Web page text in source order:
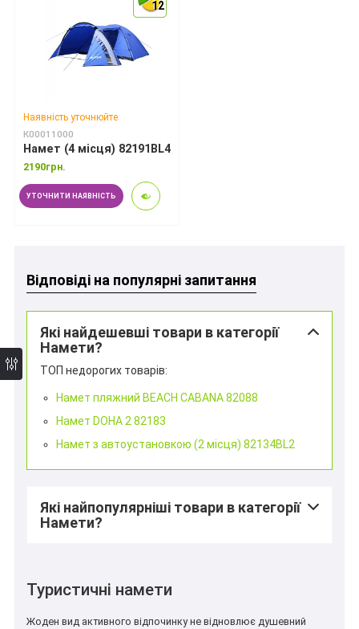
12
12
12
Наявність уточнюйте
К00011000
Намет (4 місця) 82191BL4
2190грн.
УТОЧНИТИ НАЯВНІСТЬ
Відповіді на популярні запитання
Які найдешевші товари в категорії
Намети?
ТОП недорогих товарів:
Намет пляжний BEACH CABANA 82088
Намет DOHA 2 82183
Намет з автоустановкою (2 місця) 82134BL2
Які найпопулярніші товари в категорії
Намети?
Туристичні намети
Жоден вид активного відпочинку не відновлює душевний